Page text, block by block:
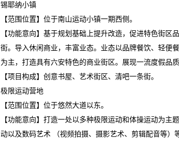
锡耶纳小镇
【范围位置】位于南山运动小镇一期西侧。
【功能意向】基于规划基础上提升改造，促进特色街
街。导入休闲商业，丰富业态。业态以品牌餐饮、轻便
为主，打造具有六安特色的商业街区。展现一流度假品
【项目构成】创意书屋、艺术街区、清吧一条街。
极限运动营地
【范围位置】位于悠然大道以东。
【功能意向】打造一处以多种极限运动和体操运动为
动以及数码艺术 （视频拍摄、摄影艺术、剪辑配音等）